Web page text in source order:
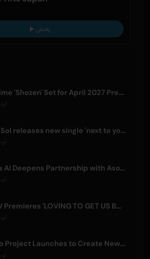
پخش
TV Anime 'Shozen' Set for April 2027 Premiere on Fuji TV
Sagiri Sol releases new single 'next to your love' after hiatus
Kizuna AI Deepens Partnership with Asobisystem Ahead of 10th Anniversary World Tour
EMNW Premieres 'LOVING TO GET US BY' Music Video on August 7
Synxro Project Launches to Create New IP from Fictional Anime Openings